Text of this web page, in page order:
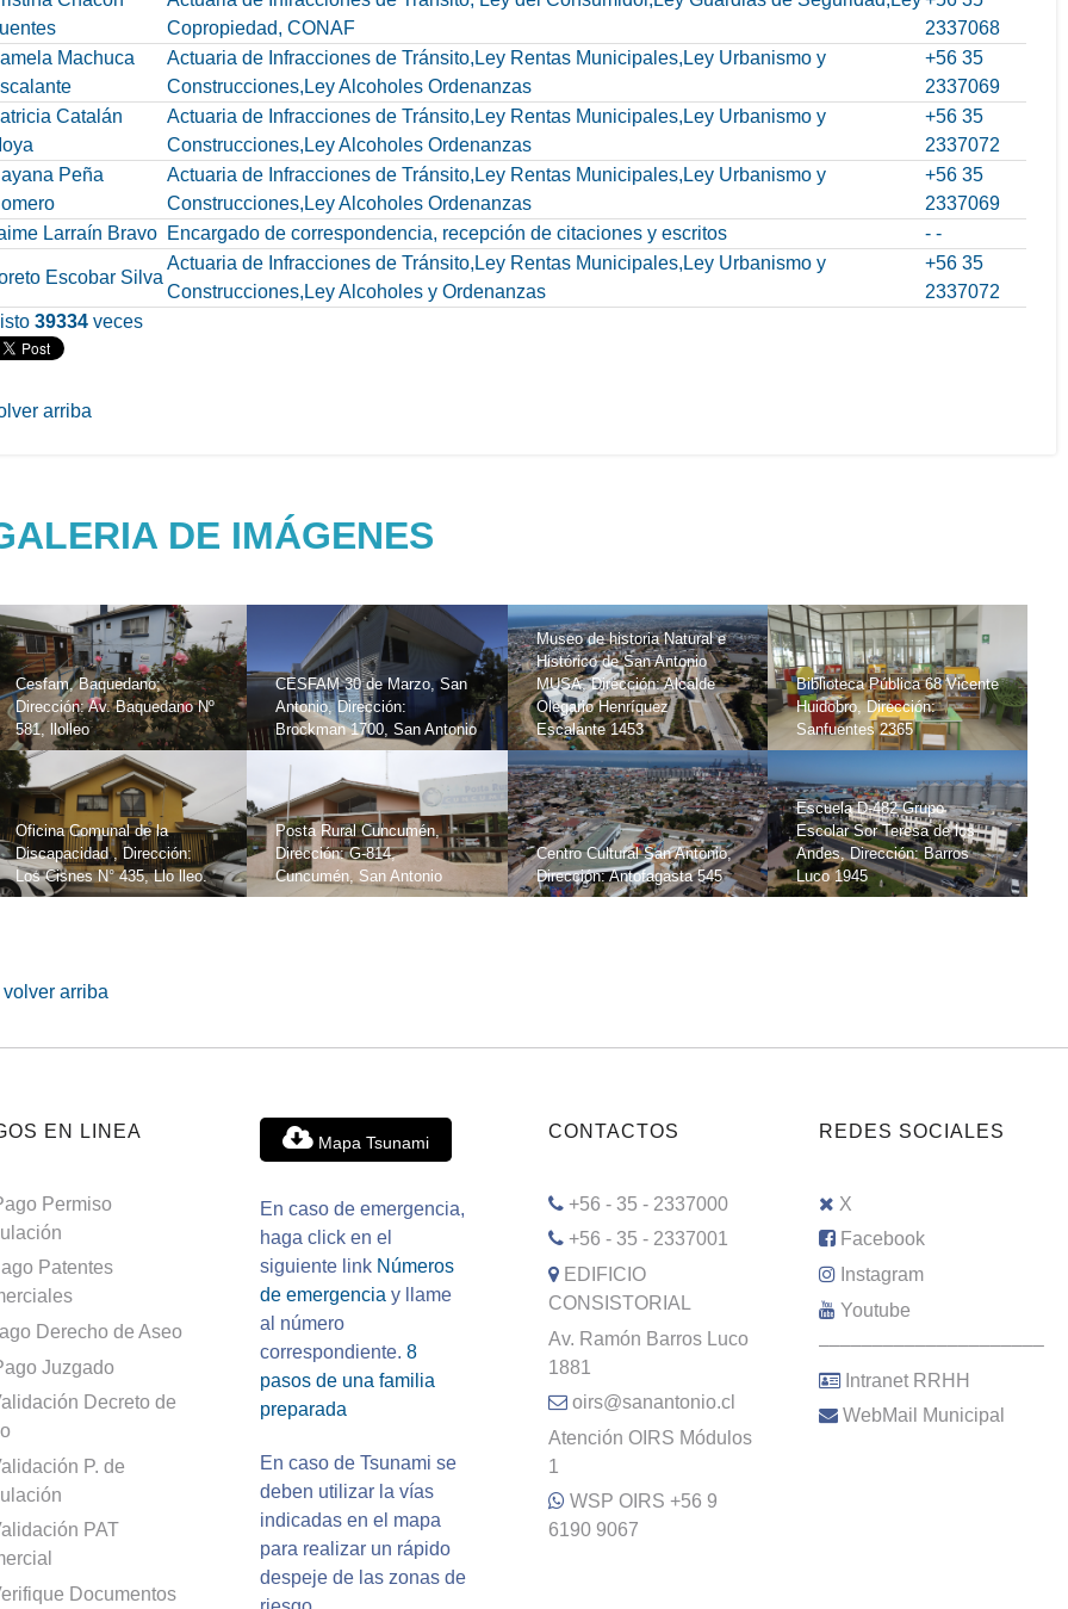
Copropiedad, CONAF
2337068
Machuca
Actuaria de Infracciones de Tránsito,Ley Rentas Municipales,Ley Urbanismo y
Construcciones,Ley Alcoholes Ordenanzas
+56 35
2337069
Catalán
Actuaria de Infracciones de Tránsito,Ley Rentas Municipales,Ley Urbanismo y
Construcciones,Ley Alcoholes Ordenanzas
+56 35
2337072
Peña
Actuaria de Infracciones de Tránsito,Ley Rentas Municipales,Ley Urbanismo y
Construcciones,Ley Alcoholes Ordenanzas
+56 35
2337069
Larraín Bravo Encargado de correspondencia, recepción de citaciones y escritos - -
Escobar Silva
Actuaria de Infracciones de Tránsito,Ley Rentas Municipales,Ley Urbanismo y
Construcciones,Ley Alcoholes y Ordenanzas
+56 35
2337072
39334 veces
arriba
DE IMÁGENES
Cesfam, Baquedano;
Dirección: Av. Baquedano Nº
581, llolleo
Oficina Comunal de la
Discapacidad , Dirección:
Los Cisnes N° 435, Llo lleo.
CESFAM 30 de Marzo, San
Antonio, Dirección:
Brockman 1700, San Antonio
Posta Rural Cuncumén,
Dirección: G-814,
Cuncumén, San Antonio
Museo de historia Natural e
Histórico de San Antonio
MUSA, Dirección: Alcalde
Olegario Henríquez
Escalante 1453
Centro Cultural San Antonio,
Dirección: Antofagasta 545
Biblioteca Pública 68 Vicente
Huidobro, Dirección:
Sanfuentes 2365
Escuela D-482 Grupo
Escolar Sor Teresa de los
Andes, Dirección: Barros
Luco 1945
volver arriba
EN LINEA
Permiso
Patentes
Derecho de Aseo
Juzgado
Decreto de
P. de
PAT
Documentos
Mapa Tsunami
En caso de emergencia,
haga click en el
siguiente link Números
de emergencia y llame
al número
correspondiente. 8
pasos de una familia
preparada
En caso de Tsunami se
deben utilizar la vías
indicadas en el mapa
para realizar un rápido
despeje de las zonas de
CONTACTOS
+56 - 35 - 2337000
+56 - 35 - 2337001
EDIFICIO
CONSISTORIAL
Av. Ramón Barros Luco
1881
oirs@sanantonio.cl
Atención OIRS Módulos
1
WSP OIRS +56 9
6190 9067
REDES SOCIALES
X
Facebook
Instagram
Youtube
–––––––––––––––––––––
Intranet RRHH
WebMail Municipal